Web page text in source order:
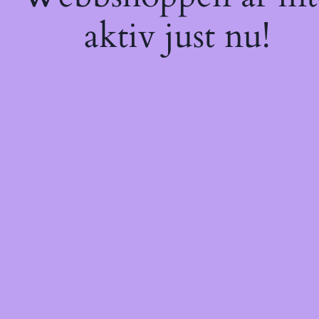
aktiv just nu!